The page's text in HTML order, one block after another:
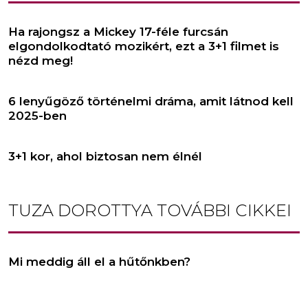
Ha rajongsz a Mickey 17-féle furcsán
elgondolkodtató mozikért, ezt a 3+1 filmet is
nézd meg!
6 lenyűgöző történelmi dráma, amit látnod kell
2025-ben
3+1 kor, ahol biztosan nem élnél
TUZA DOROTTYA TOVÁBBI CIKKEI
Mi meddig áll el a hűtőnkben?